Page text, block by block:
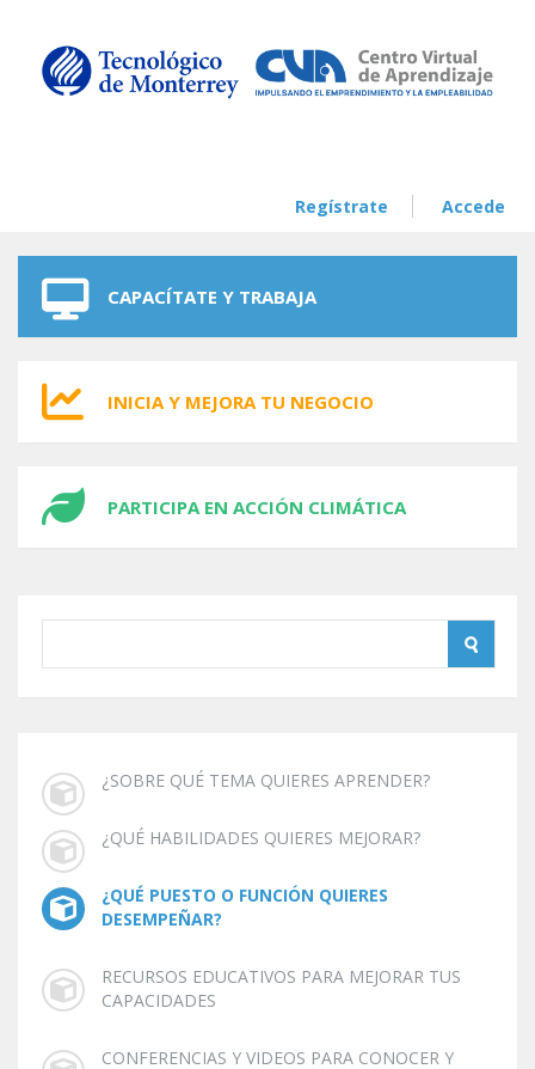
Regístrate Accede
CAPACÍTATE Y TRABAJA
INICIA Y MEJORA TU NEGOCIO
PARTICIPA EN ACCIÓN CLIMÁTICA
¿SOBRE QUÉ TEMA QUIERES APRENDER?
¿QUÉ HABILIDADES QUIERES MEJORAR?
¿QUÉ PUESTO O FUNCIÓN QUIERES
DESEMPEÑAR?
RECURSOS EDUCATIVOS PARA MEJORAR TUS
CAPACIDADES
CONFERENCIAS Y VIDEOS PARA CONOCER Y